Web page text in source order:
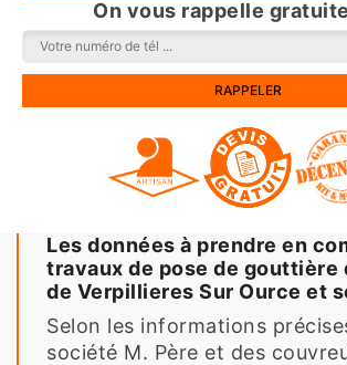
On vous rappelle
Les données à prendre en
travaux de pose de gouttière
de Verpillieres Sur Ource et
Selon les informations
société M. Père et des